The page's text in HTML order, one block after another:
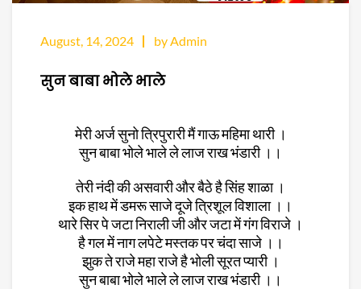
August, 14, 2024 by Admin
सुन बाबा भोले भाले
मेरी अर्ज सुनो त्रिपुरारी मैं गाऊ महिमा थारी ।
सुन बाबा भोले भाले ले लाज राख भंडारी ।।
तेरी नंदी की असवारी और बैठे है सिंह शाळा ।
इक हाथ में डमरू साजे दूजे त्रिशूल विशाला ।।
थारे सिर पे जटा निराली जी और जटा में गंग विराजे ।
है गल में नाग लपेटे मस्तक पर चंदा साजे ।।
झुक ते राजे महा राजे है भोली सूरत प्यारी ।
सुन बाबा भोले भाले ले लाज राख भंडारी ।।